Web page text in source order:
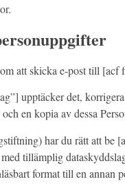
att skicka e-post till
upptäcker det,
en kopia av dessa
har du rätt att be
tillämplig
format till en annan